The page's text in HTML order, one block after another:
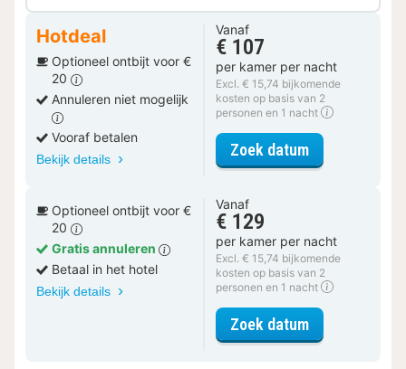
Hotdeal
Optioneel ontbijt voor €
20
Annuleren niet mogelijk
Vooraf betalen
Bekijk details
Vanaf
€ 107
per kamer per nacht
Excl. € 15,74 bijkomende
kosten op basis van 2
personen en 1 nacht
Zoek datumvoor Smaak
Optioneel ontbijt voor €
20
Gratis annuleren
Betaal in het hotel
Bekijk details
Vanaf
€ 129
per kamer per nacht
Excl. € 15,74 bijkomende
kosten op basis van 2
personen en 1 nacht
Zoek datumvoor Smaak